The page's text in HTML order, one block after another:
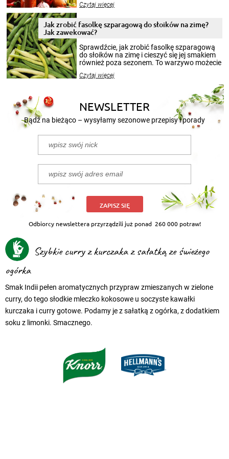
krajobrazów, by cieszyć nimi oko w sezonie
pełni poczuć atmosferę cieplejszych
miesięcy. Przygotowanie słoików ze
patenty, które pozwolą zachować świeżość
przetworów.
Czytaj więcej
Jak zrobić fasolkę szparagową do słoików na zimę?
Jak zawekować?
Sprawdźcie, jak zrobić fasolkę szparagową
do słoików na zimę i cieszyć się jej smakiem
również poza sezonem. To warzywo możecie
nasze propozycje!
Czytaj więcej
NEWSLETTER
Bądź na bieżąco – wysyłamy sezonowe przepisy i porady
ZAPISZ SIĘ
Odbiorcy newslettera przyrządzili już ponad 260 000 potraw!
Szybkie curry z kurczaka z sałatką ze świeżego
ogórka
Smak Indii pełen aromatycznych przypraw zmieszanych w zielone
curry, do tego słodkie mleczko kokosowe u soczyste kawałki
kurczaka i curry gotowe. Podamy je z sałatką z ogórka, z dodatkiem
soku z limonki. Smacznego.